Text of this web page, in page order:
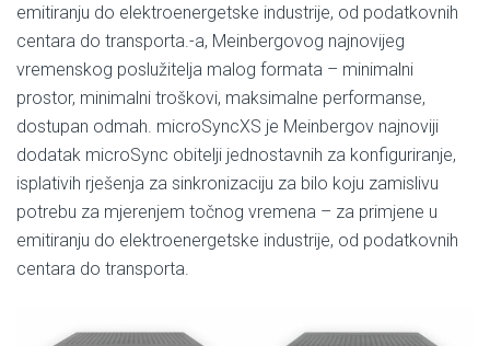
emitiranju do elektroenergetske industrije, od podatkovnih
centara do transporta.-a, Meinbergovog najnovijeg
vremenskog poslužitelja malog formata – minimalni
prostor, minimalni troškovi, maksimalne performanse,
dostupan odmah. microSyncXS je Meinbergov najnoviji
dodatak microSync obitelji jednostavnih za konfiguriranje,
isplativih rješenja za sinkronizaciju za bilo koju zamislivu
potrebu za mjerenjem točnog vremena – za primjene u
emitiranju do elektroenergetske industrije, od podatkovnih
centara do transporta.